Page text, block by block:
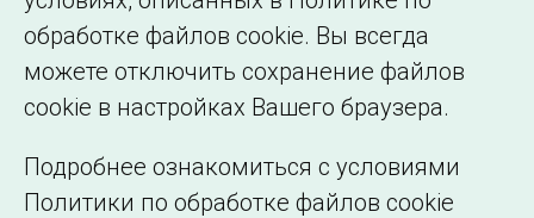
обработке файлов cookie. Вы всегда
можете отключить сохранение файлов
cookie в настройках Вашего браузера.
Подробнее ознакомиться с условиями
Политики по обработке файлов cookie